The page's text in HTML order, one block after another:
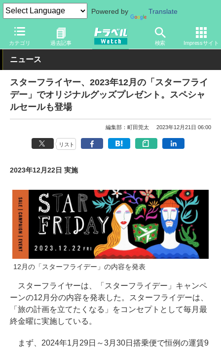
Powered by Translate
カテゴリ 過去記事 検索 Impressサイト
トラベル Watch 旅の方法 空旅 飛行機
ニュース
スターフライヤー、2023年12月の「スターフライ
デー」でオリジナルグッズプレゼント。スペシャ
ルセールも登場
編集部：町田莞太 2023年12月21日 06:00
リスト
2023年12月22日 実施
12月の「スターフライデー」の内容を発表
スターフライヤーは、「スターフライデー」キャンペ
ーンの12月分の内容を発表した。スターフライデーは、
「旅の計画を立てたくなる」をコンセプトとして毎月最
終金曜に実施している。
まず、2024年1月29日～3月30日搭乗便で恒例の運賃9